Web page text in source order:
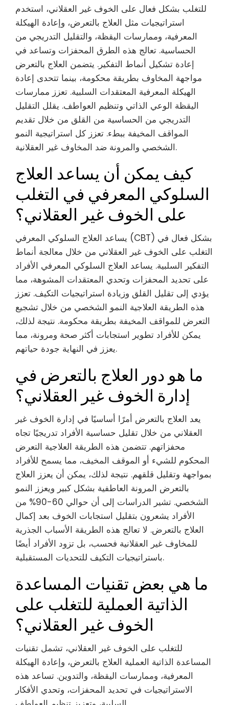
للتغلب بشكل فعال على الخوف غير العقلاني، استخدم
استراتيجيات مثل العلاج بالتعرض، وإعادة الهيكلة
المعرفية، وممارسات اليقظة، والتقليل التدريجي من
الحساسية. تعالج هذه الطرق المحفزات وتساعد في
إعادة تشكيل أنماط التفكير. يتضمن العلاج بالتعرض
مواجهة المخاوف بطريقة محكومة، بينما تتحدى إعادة
الهيكلة المعرفية المعتقدات السلبية. تعزز ممارسات
اليقظة الوعي الذاتي وتنظيم العواطف. يقلل التقليل
التدريجي من الحساسية من القلق من خلال تقديم
المواقف المخيفة ببطء. تعزز كل استراتيجية النمو
الشخصي والمرونة ضد المخاوف غير العقلانية.
كيف يمكن أن يساعد العلاج
السلوكي المعرفي في التغلب
على الخوف غير العقلاني؟
يساعد العلاج السلوكي المعرفي (CBT) بشكل فعال في
التغلب على الخوف غير العقلاني من خلال معالجة أنماط
التفكير السلبية. يساعد العلاج السلوكي المعرفي الأفراد
على تحديد المحفزات وتحدي المعتقدات المشوهة، مما
يؤدي إلى تقليل القلق وزيادة استراتيجيات التكيف. تعزز
هذه الطريقة العلاجية النمو الشخصي من خلال تشجيع
التعرض للمواقف المخيفة بطريقة محكومة. نتيجة لذلك،
يمكن للأفراد تطوير استجابات أكثر صحة ومرونة، مما
يعزز في النهاية جودة حياتهم.
ما هو دور العلاج بالتعرض في
إدارة الخوف غير العقلاني؟
يعد العلاج بالتعرض أمرًا أساسيًا في إدارة الخوف غير
العقلاني من خلال تقليل حساسية الأفراد تدريجيًا تجاه
محفزاتهم. تتضمن هذه الطريقة العلاجية التعرض
المحكوم للشيء أو الموقف المخيف، مما يسمح للأفراد
بمواجهة وتقليل قلقهم. نتيجة لذلك، يمكن أن يعزز العلاج
بالتعرض المرونة العاطفية بشكل كبير ويعزز النمو
الشخصي. تشير الدراسات إلى أن حوالي 60-90% من
الأفراد يشعرون بتقليل استجابات الخوف بعد إكمال
العلاج بالتعرض. لا تعالج هذه الطريقة الأسباب الجذرية
للمخاوف غير العقلانية فحسب، بل تزود الأفراد أيضًا
باستراتيجيات التكيف للتحديات المستقبلية.
ما هي بعض تقنيات المساعدة
الذاتية العملية للتغلب على
الخوف غير العقلاني؟
للتغلب على الخوف غير العقلاني، تشمل تقنيات
المساعدة الذاتية العملية العلاج بالتعرض، وإعادة الهيكلة
المعرفية، وممارسات اليقظة، والتدوين. تساعد هذه
الاستراتيجيات في تحديد المحفزات، وتحدي الأفكار